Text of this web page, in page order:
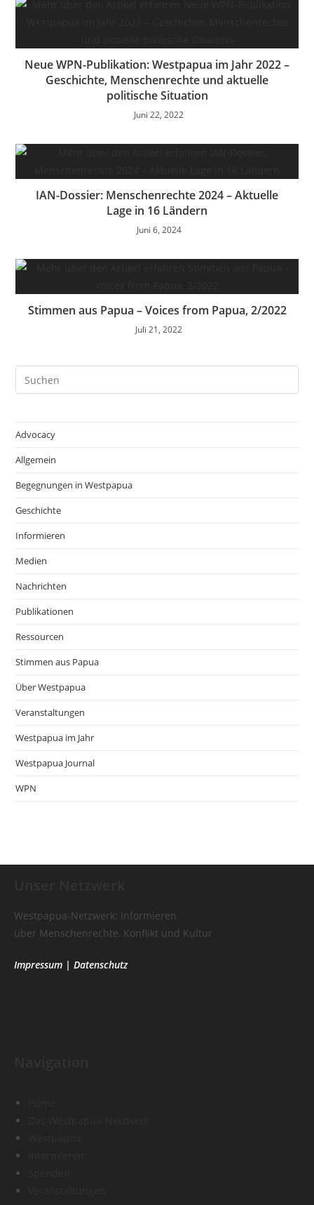
Neue WPN-Publikation: Westpapua im Jahr 2022 –
Geschichte, Menschenrechte und aktuelle
politische Situation
Juni 22, 2022
IAN-Dossier: Menschenrechte 2024 – Aktuelle
Lage in 16 Ländern
Juni 6, 2024
Stimmen aus Papua – Voices from Papua, 2/2022
Juli 21, 2022
Advocacy
Allgemein
Begegnungen in Westpapua
Geschichte
Informieren
Medien
Nachrichten
Publikationen
Ressourcen
Stimmen aus Papua
Über Westpapua
Veranstaltungen
Westpapua im Jahr
Westpapua Journal
WPN
Westpapua-Netzwerk: Informieren
über Menschenrechte, Konflikt und Kultur
Impressum | Datenschutz